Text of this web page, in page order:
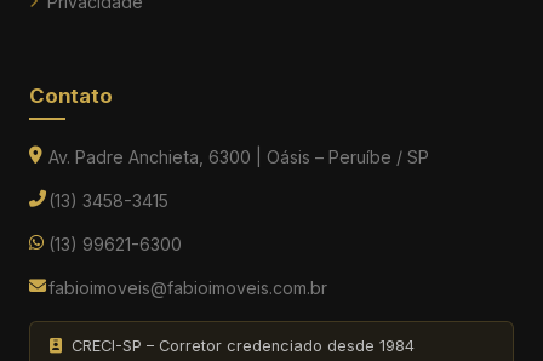
Contato
Av. Padre Anchieta, 6300 | Oásis – Peruíbe / SP
(13) 3458-3415
(13) 99621-6300
fabioimoveis@fabioimoveis.com.br
CRECI-SP – Corretor credenciado desde 1984